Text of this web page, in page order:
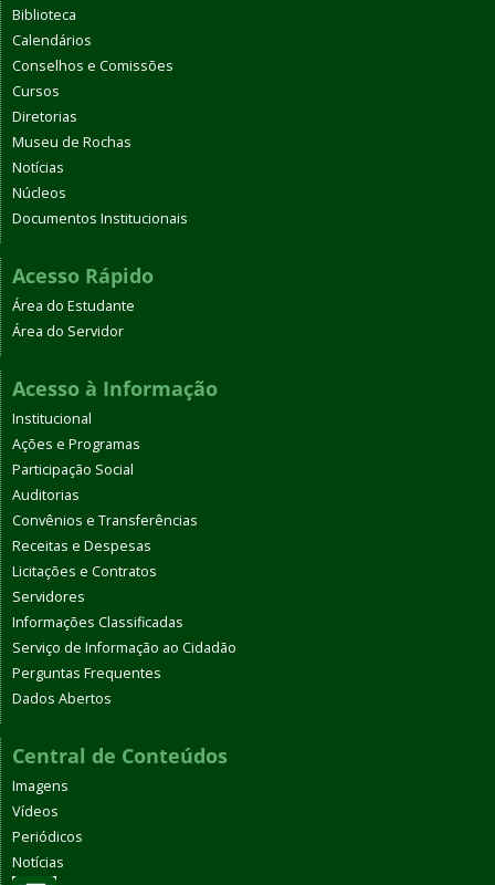
Biblioteca
Calendários
Conselhos e Comissões
Cursos
Diretorias
Museu de Rochas
Notícias
Núcleos
Documentos Institucionais
Acesso Rápido
Área do Estudante
Área do Servidor
Acesso à Informação
Institucional
Ações e Programas
Participação Social
Auditorias
Convênios e Transferências
Receitas e Despesas
Licitações e Contratos
Servidores
Informações Classificadas
Serviço de Informação ao Cidadão
Perguntas Frequentes
Dados Abertos
Central de Conteúdos
Imagens
Vídeos
Periódicos
Notícias